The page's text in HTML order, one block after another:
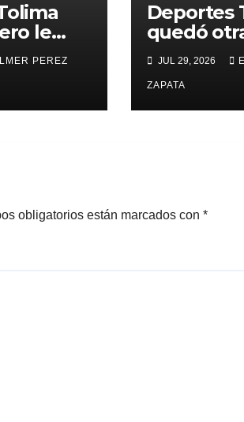
le
A 1
PEREZ
Deportes
quedó
Copa
JUL 29, 2026
ZAPATA
obligatorios están marcados con *